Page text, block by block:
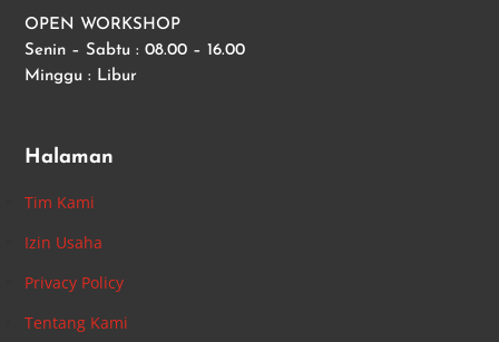
OPEN WORKSHOP
Senin – Sabtu : 08.00 – 16.00
Minggu : Libur
Halaman
Tim Kami
Izin Usaha
Privacy Policy
Tentang Kami